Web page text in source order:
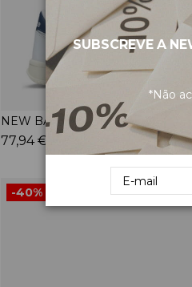
NEW BALANCE Sapatilhas 500
77,94 €
-40%
SUBSCREVE A
*Não